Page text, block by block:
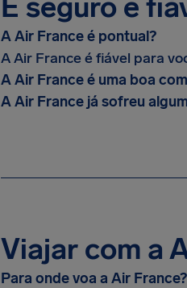
A Air France é pontual?
A Air France é fiável para
A Air France é uma boa
A Air France já sofreu
Viajar com a
Para onde voa a Air France?